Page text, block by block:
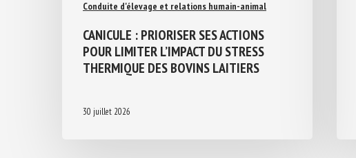
Conduite d'élevage et relations humain-animal
CANICULE : PRIORISER SES ACTIONS
POUR LIMITER L’IMPACT DU STRESS
THERMIQUE DES BOVINS LAITIERS
30 juillet 2026